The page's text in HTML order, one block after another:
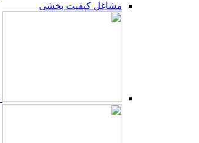
مشاغل کیفیت بخشی